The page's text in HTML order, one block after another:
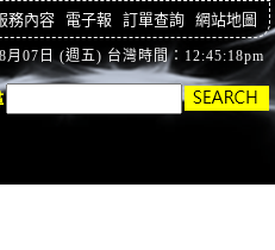
務內容 電子報 訂單查詢 網站地圖
月07日 (週五) 台灣時間：12:45:18pm